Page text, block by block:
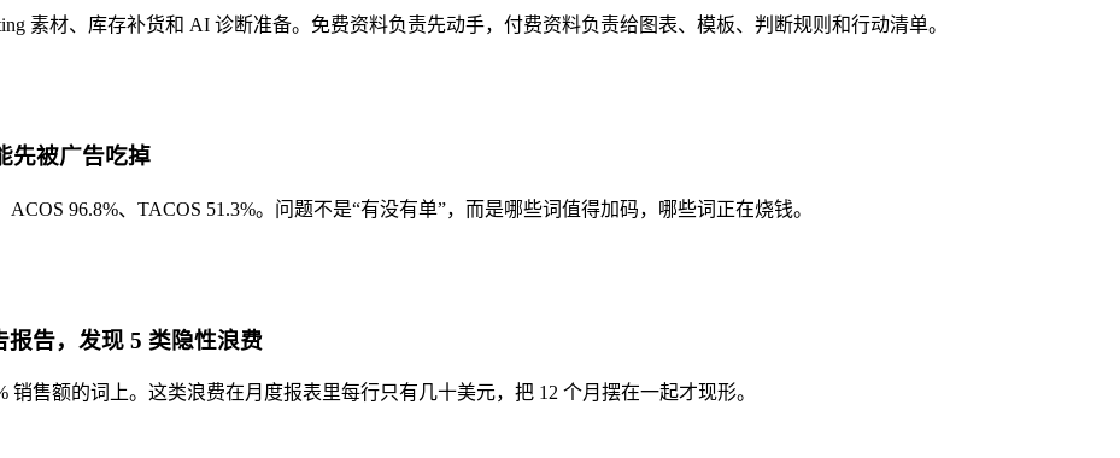
素材、库存补货和 AI 诊断准备。免费资料负责先动手，付费资料负责给图表、模板、判断规则和行动清单。
先被广告吃掉
96.8%、TACOS 51.3%。问题不是“有没有单”，而是哪些词值得加码，哪些词正在烧钱。
告，发现 5 类隐性浪费
销售额的词上。这类浪费在月度报表里每行只有几十美元，把 12 个月摆在一起才现形。